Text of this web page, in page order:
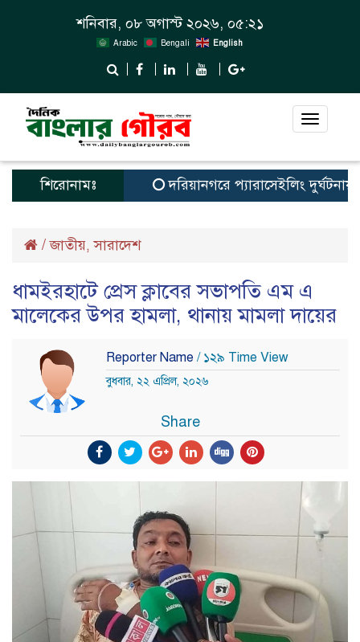
শনিবার, ০৮ অগাস্ট ২০২৬, ০৫:২১
Arabic Bengali English
Toggle
শিরোনামঃ দরিয়ানগরে প্যারাসেইলিং দুর্ঘটনায়
/জাতীয়,সারাদেশ
ধামইরহাটে প্রেস ক্লাবের সভাপতি এম এ
মালেকের উপর হামলা, থানায় মামলা দায়ের
Reporter Name / ১২৯ Time View
বুধবার, ২২ এপ্রিল, ২০২৬
Share